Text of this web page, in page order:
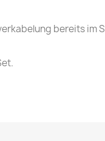
bereits im